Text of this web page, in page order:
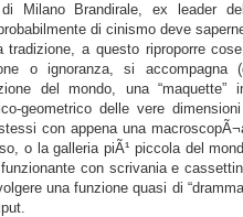
di Milano Brandirale, ex leader
di cinismo deve
tradizione, a questo riproporre
o ignoranza, si accompagna
del mondo, una
geometrico delle vere
con appena una
o la galleria piÃ¹ piccola del
con scrivania e
una funzione quasi di